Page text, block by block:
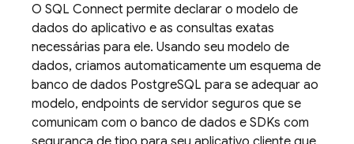
O SQL Connect permite declarar o modelo de
dados do aplicativo e as consultas exatas
necessárias para ele. Usando seu modelo de
dados, criamos automaticamente um esquema de
banco de dados PostgreSQL para se adequar ao
modelo, endpoints de servidor seguros que se
comunicam com o banco de dados e SDKs com